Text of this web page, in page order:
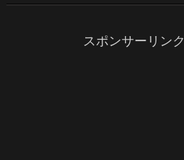
スポンサーリンク